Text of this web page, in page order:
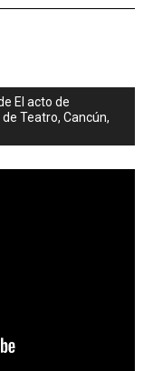
El acto de
Teatro, Cancún,